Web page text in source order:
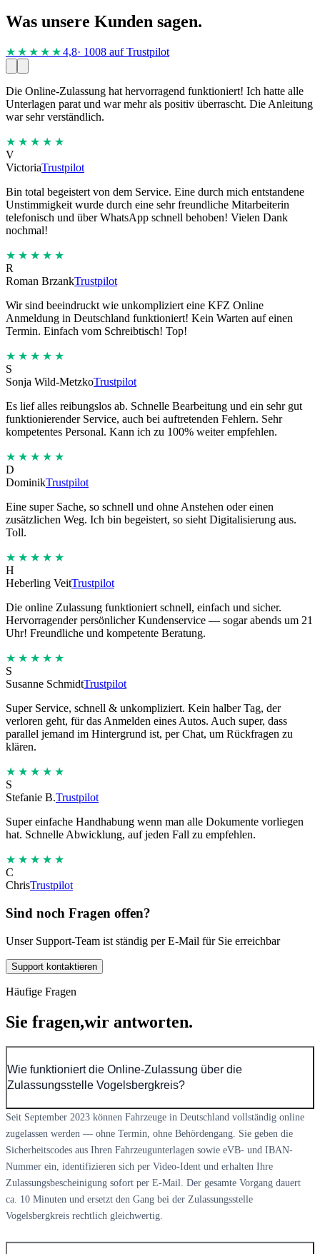
Was unsere Kunden sagen.
★★★★ ★4,8· 1008 auf Trustpilot
Die Online-Zulassung hat hervorragend funktioniert! Ich hatte alle
Unterlagen parat und war mehr als positiv überrascht. Die Anleitung
war sehr verständlich.
★★★★★
V
VictoriaTrustpilot
Bin total begeistert von dem Service. Eine durch mich entstandene
Unstimmigkeit wurde durch eine sehr freundliche Mitarbeiterin
telefonisch und über WhatsApp schnell behoben! Vielen Dank
nochmal!
★★★★★
R
Roman BrzankTrustpilot
Wir sind beeindruckt wie unkompliziert eine KFZ Online
Anmeldung in Deutschland funktioniert! Kein Warten auf einen
Termin. Einfach vom Schreibtisch! Top!
★★★★★
S
Sonja Wild-MetzkoTrustpilot
Es lief alles reibungslos ab. Schnelle Bearbeitung und ein sehr gut
funktionierender Service, auch bei auftretenden Fehlern. Sehr
kompetentes Personal. Kann ich zu 100% weiter empfehlen.
★★★★★
D
DominikTrustpilot
Eine super Sache, so schnell und ohne Anstehen oder einen
zusätzlichen Weg. Ich bin begeistert, so sieht Digitalisierung aus.
Toll.
★★★★★
H
Heberling VeitTrustpilot
Die online Zulassung funktioniert schnell, einfach und sicher.
Hervorragender persönlicher Kundenservice — sogar abends um 21
Uhr! Freundliche und kompetente Beratung.
★★★★★
S
Susanne SchmidtTrustpilot
Super Service, schnell & unkompliziert. Kein halber Tag, der
verloren geht, für das Anmelden eines Autos. Auch super, dass
parallel jemand im Hintergrund ist, per Chat, um Rückfragen zu
klären.
★★★★★
S
Stefanie B.Trustpilot
Super einfache Handhabung wenn man alle Dokumente vorliegen
hat. Schnelle Abwicklung, auf jeden Fall zu empfehlen.
★★★★★
C
ChrisTrustpilot
Sind noch Fragen offen?
Unser Support-Team ist ständig per E-Mail für Sie erreichbar
Support kontaktieren
Häufige Fragen
Sie fragen,wir antworten.
Wie funktioniert die Online-Zulassung über die
Zulassungsstelle Vogelsbergkreis?
Seit September 2023 können Fahrzeuge in Deutschland vollständig online
zugelassen werden — ohne Termin, ohne Behördengang. Sie geben die
Sicherheitscodes aus Ihren Fahrzeugunterlagen sowie eVB- und IBAN-
Nummer ein, identifizieren sich per Video-Ident und erhalten Ihre
Zulassungsbescheinigung sofort per E-Mail. Der gesamte Vorgang dauert
ca. 10 Minuten und ersetzt den Gang bei der Zulassungsstelle
Vogelsbergkreis rechtlich gleichwertig.